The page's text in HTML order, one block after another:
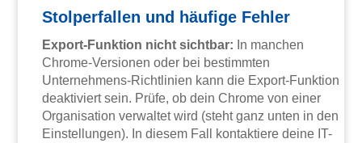
Stolperfallen und häufige Fehler
Export-Funktion nicht sichtbar: In manchen
Chrome-Versionen oder bei bestimmten
Unternehmens-Richtlinien kann die Export-Funktion
deaktiviert sein. Prüfe, ob dein Chrome von einer
Organisation verwaltet wird (steht ganz unten in den
Einstellungen). In diesem Fall kontaktiere deine IT-